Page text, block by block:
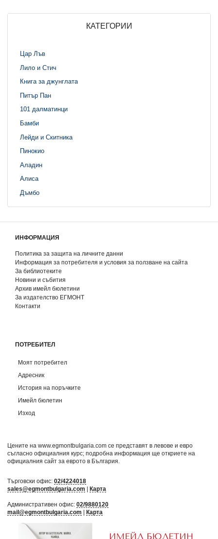
КАТЕГОРИИ
Цар Лъв
Лило и Стич
Книга за джунглата
Питър Пан
101 далматинци
Бамби
Лейди и Скитника
Пинокио
Аладин
Алиса
Дъмбо
ИНФОРМАЦИЯ
Политика за защита на личните данни
Информация за потребителя и условия за ползване на сайта
За библиотеките
Новини и събития
Архив имейл бюлетини
За издателство ЕГМОНТ
Контакти
ПОТРЕБИТЕЛ
Моят потребител
Адресник
История на поръчките
Имейл бюлетин
Изход
Цените на www.egmontbulgaria.com се представят в левове и евро
съгласно официалния курс; подробна информация ще откриете на
официалния сайт за еврото в България
Търговски офис: 02/4224018
sales@egmontbulgaria.com
Карта
Административен офис: 02/9880120
mail@egmontbulgaria.com
Карта